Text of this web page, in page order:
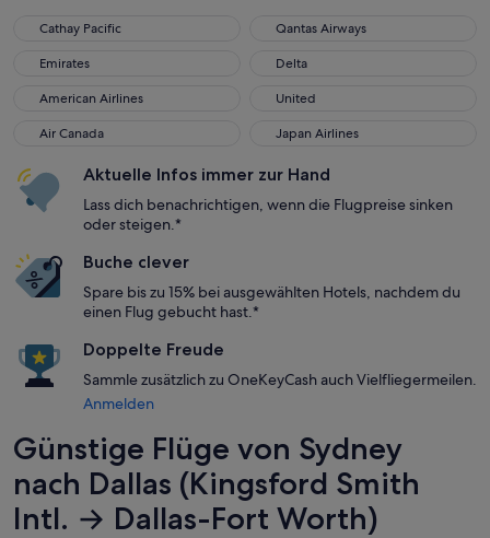
Cathay Pacific
Cathay Pacific Qantas Airways
Qantas Airways
Emirates
Emirates Delta
Delta
American Airlines
American Airlines United
United
Air Canada
Air Canada Japan Airlines
Japan Airlines
Aktuelle Infos immer zur Hand
Lass dich benachrichtigen, wenn die Flugpreise sinken
oder steigen.*
Buche clever
Spare bis zu 15% bei ausgewählten Hotels, nachdem du
einen Flug gebucht hast.*
Doppelte Freude
Sammle zusätzlich zu OneKeyCash auch Vielfliegermeilen.
Anmelden
Günstige Flüge von Sydney
nach Dallas (Kingsford Smith
Intl. → Dallas-Fort Worth)